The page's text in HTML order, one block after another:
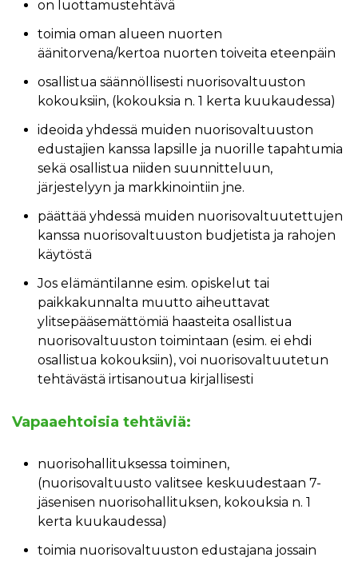
on luottamustehtävä
toimia oman alueen nuorten
äänitorvena/kertoa nuorten toiveita eteenpäin
osallistua säännöllisesti nuorisovaltuuston
kokouksiin, (kokouksia n. 1 kerta kuukaudessa)
ideoida yhdessä muiden nuorisovaltuuston
edustajien kanssa lapsille ja nuorille tapahtumia
sekä osallistua niiden suunnitteluun,
järjestelyyn ja markkinointiin jne.
päättää yhdessä muiden nuorisovaltuutettujen
kanssa nuorisovaltuuston budjetista ja rahojen
käytöstä
Jos elämäntilanne esim. opiskelut tai
paikkakunnalta muutto aiheuttavat
ylitsepääsemättömiä haasteita osallistua
nuorisovaltuuston toimintaan (esim. ei ehdi
osallistua kokouksiin), voi nuorisovaltuutetun
tehtävästä irtisanoutua kirjallisesti
Vapaaehtoisia tehtäviä:
nuorisohallituksessa toiminen,
(nuorisovaltuusto valitsee keskuudestaan 7-
jäsenisen nuorisohallituksen, kokouksia n. 1
kerta kuukaudessa)
toimia nuorisovaltuuston edustajana jossain